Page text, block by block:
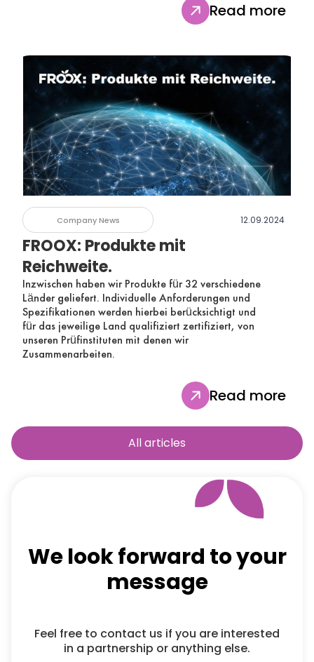
Read more
Company News 12.09.2024
FROOX: Produkte mit
Reichweite.
Inzwischen haben wir Produkte für 32 verschiedene
Länder geliefert. Individuelle Anforderungen und
Spezifikationen werden hierbei berücksichtigt und
für das jeweilige Land qualifiziert zertifiziert, von
unseren Prüfinstituten mit denen wir
Zusammenarbeiten.
Read more
All articles
We look forward to your
message
Feel free to contact us if you are interested
in a partnership or anything else.